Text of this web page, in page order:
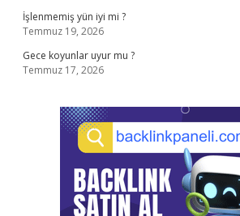
İşlenmemiş yün iyi mi ?
Temmuz 19, 2026
Gece koyunlar uyur mu ?
Temmuz 17, 2026